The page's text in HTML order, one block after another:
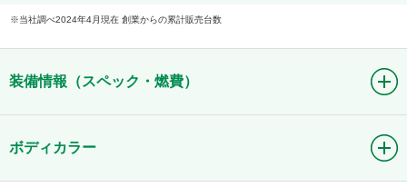
当社調べ2024年4月現在 創業からの累計販売台数
装備情報（スペック・燃費）
ボディカラー